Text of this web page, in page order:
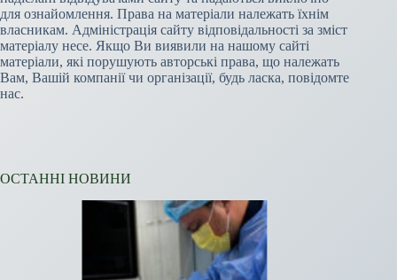
для ознайомлення. Права на матеріали належать їхнім
власникам. Адміністрація сайту відповідальності за зміст
матеріалу несе. Якщо Ви виявили на нашому сайті
матеріали, які порушують авторські права, що належать
Вам, Вашій компанії чи організації, будь ласка, повідомте
нас.
ОСТАННІ НОВИНИ